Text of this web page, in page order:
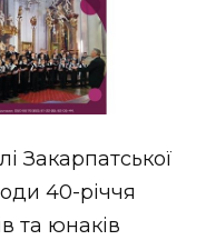
Закарпатської
40-річчя
та юнаків